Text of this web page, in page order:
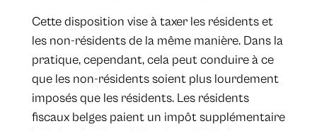
Cette disposition vise à taxer les résidents et
les non-résidents de la même manière. Dans la
pratique, cependant, cela peut conduire à ce
que les non-résidents soient plus lourdement
imposés que les résidents. Les résidents
fiscaux belges paient un impôt supplémentaire